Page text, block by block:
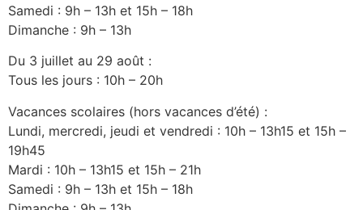
Samedi : 9h – 13h et 15h – 18h
Dimanche : 9h – 13h
Du 3 juillet au 29 août :
Tous les jours : 10h – 20h
Vacances scolaires (hors vacances d’été) :
Lundi, mercredi, jeudi et vendredi : 10h – 13h15 et 15h –
19h45
Mardi : 10h – 13h15 et 15h – 21h
Samedi : 9h – 13h et 15h – 18h